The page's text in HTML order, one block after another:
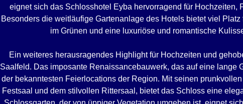
eignet sich das Schlosshotel Eyba hervorragend für Hochzeiten,
Besonders die weitläufige Gartenanlage des Hotels bietet viel
im Grünen und eine luxuriöse und romantische
Ein weiteres herausragendes Highlight für Hochzeiten und
Saalfeld. Das imposante Renaissancebauwerk, das auf eine lange
der bekanntesten Feierlocations der Region. Mit seinen
Festsaal und dem stilvollen Rittersaal, bietet das Schloss eine